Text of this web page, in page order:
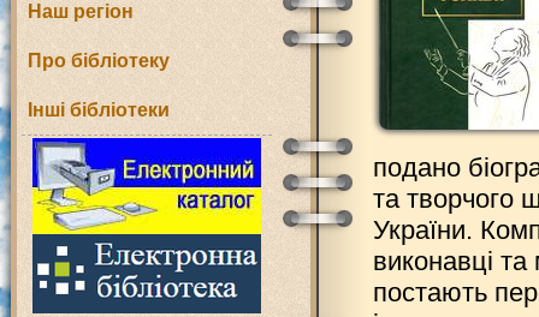
Наш регіон
Про бібліотеку
Інші бібліотеки
подано
та творчого
України.
виконавці та
постають